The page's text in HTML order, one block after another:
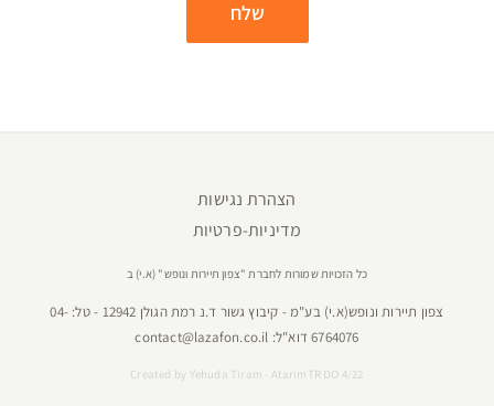
הצהרת נגישות
מדיניות-פרטיות
כל הזכויות שמורות לחברת "צפון תיירות ונופש" (א.י) ב
צפון תיירות ונופש(א.י) בע"מ - קיבוץ גשור ד.נ רמת הגולן 12942 - טל:
04-
6764076דוא"ל: contact@lazafon.co.il
Created by Yehuda Tiram - AtarimTR DO 4/22